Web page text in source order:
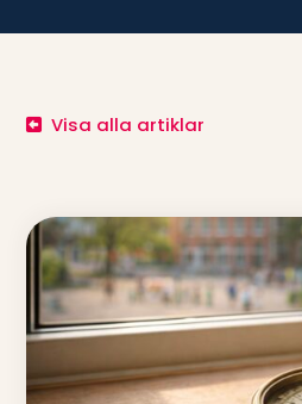
Visa alla artiklar